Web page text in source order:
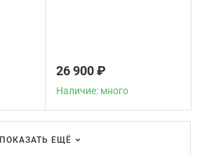
26 900 ₽
Наличие: много
ПОКАЗАТЬ ЕЩЁ